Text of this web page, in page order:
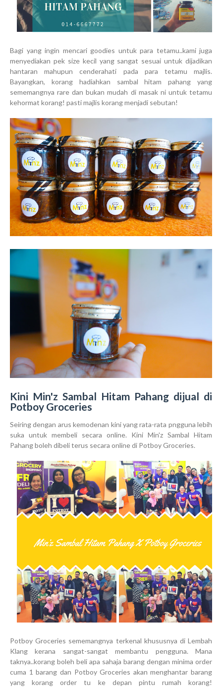
Bagi yang ingin mencari goodies untuk para tetamu..kami juga
menyediakan pek size kecil yang sangat sesuai untuk dijadikan
hantaran mahupun cenderahati pada para tetamu majlis.
Bayangkan, korang hadiahkan sambal hitam pahang yang
sememangnya rare dan bukan mudah di masak ni untuk tetamu
kehormat korang! pasti majlis korang menjadi sebutan!
Kini Min'z Sambal Hitam Pahang dijual di
Potboy Groceries
Seiring dengan arus kemodenan kini yang rata-rata pngguna lebih
suka untuk membeli secara online. Kini Min'z Sambal Hitam
Pahang boleh dibeli terus secara online di Potboy Groceries.
Potboy Groceries sememangnya terkenal khususnya di Lembah
Klang kerana sangat-sangat membantu pengguna. Mana
taknya..korang boleh beli apa sahaja barang dengan minima order
cuma 1 barang dan Potboy Groceries akan menghantar barang
yang korang order tu ke depan pintu rumah korang!